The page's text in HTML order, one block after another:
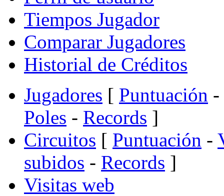
Tiempos Jugador
Comparar Jugadores
Historial de Créditos
Jugadores [ Puntuación -
Poles - Records ]
Circuitos [ Puntuación -
subidos - Records ]
Visitas web